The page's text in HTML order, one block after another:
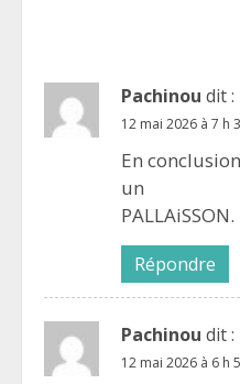
Pachinou dit :
12 mai 2026 à 7 h
En
un
PALLAiSSON.
Répondre
Pachinou dit :
12 mai 2026 à 6 h